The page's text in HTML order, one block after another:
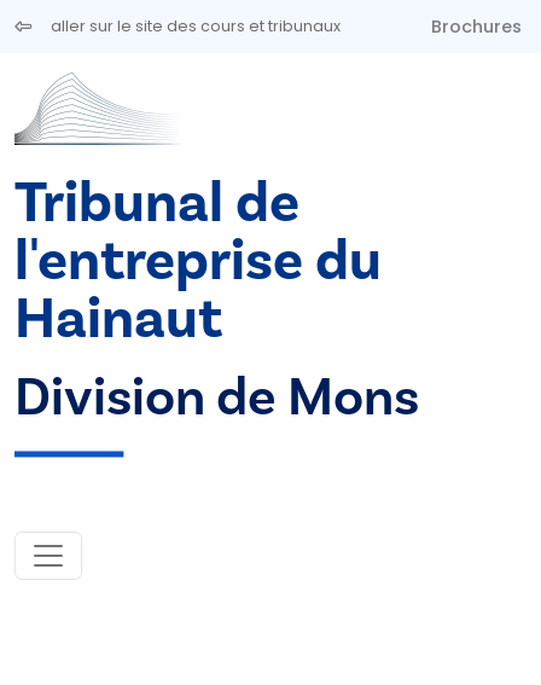
Aller au contenu principal
aller sur le site des cours et tribunaux Brochures
Tribunal de
l'entreprise du
Hainaut
Division de Mons